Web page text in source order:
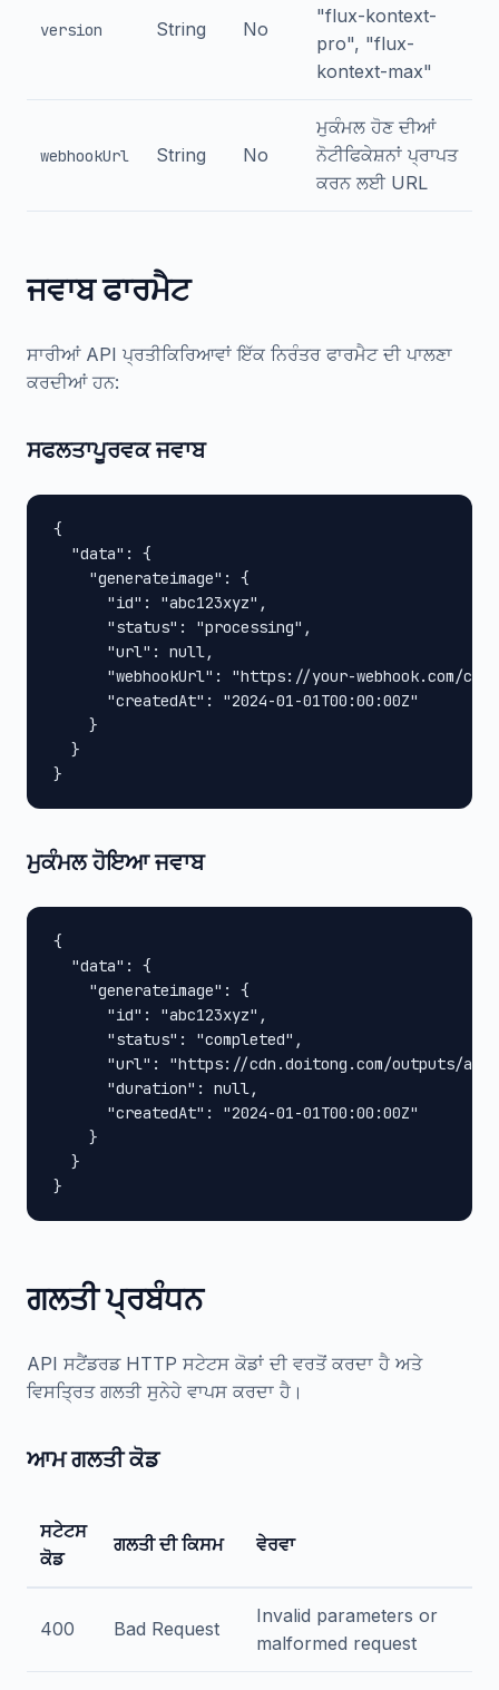
version String No
"flux-kontext-
pro", "flux-
kontext-max"
webhookUrl String No
ਮੁਕੰਮਲ ਹੋਣ ਦੀਆਂ
ਨੋਟੀਫਿਕੇਸ਼ਨਾਂ ਪ੍ਰਾਪਤ
ਕਰਨ ਲਈ URL
ਜਵਾਬ ਫਾਰਮੈਟ
ਸਾਰੀਆਂ API ਪ੍ਰਤੀਕਿਰਿਆਵਾਂ ਇੱਕ ਨਿਰੰਤਰ ਫਾਰਮੈਟ ਦੀ ਪਾਲਣਾ
ਕਰਦੀਆਂ ਹਨ:
ਸਫਲਤਾਪੂਰਵਕ ਜਵਾਬ
{
  "data": {
    "generateimage": {
      "id": "abc123xyz",
      "status": "processing",
      "url": null,
"webhookUrl": "https://your-webhook.com/
      "createdAt": "2024-01-01T00:00:00Z"
    }
  }
}
ਮੁਕੰਮਲ ਹੋਇਆ ਜਵਾਬ
{
  "data": {
    "generateimage": {
      "id": "abc123xyz",
      "status": "completed",
"url": "https://cdn.doitong.com/outputs/
      "duration": null,
      "createdAt": "2024-01-01T00:00:00Z"
    }
  }
}
ਗਲਤੀ ਪ੍ਰਬੰਧਨ
API ਸਟੈਂਡਰਡ HTTP ਸਟੇਟਸ ਕੋਡਾਂ ਦੀ ਵਰਤੋਂ ਕਰਦਾ ਹੈ ਅਤੇ
ਵਿਸਤ੍ਰਿਤ ਗਲਤੀ ਸੁਨੇਹੇ ਵਾਪਸ ਕਰਦਾ ਹੈ।
ਆਮ ਗਲਤੀ ਕੋਡ
ਸਟੇਟਸ
ਕੋਡ
ਗਲਤੀ ਦੀ ਕਿਸਮ ਵੇਰਵਾ
400 Bad Request
Invalid parameters or
malformed request